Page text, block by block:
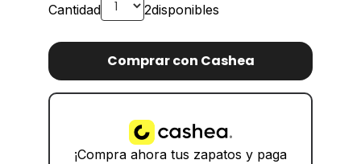
Cantidad 2disponibles
Comprar con Cashea
¡Compra ahora tus zapatos y paga